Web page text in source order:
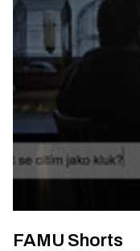
FAMU Shorts